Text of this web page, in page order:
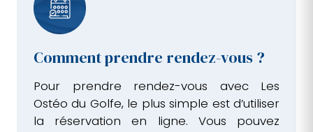
Comment prendre rendez-vous ?
Pour prendre rendez-vous avec Les
Ostéo du Golfe, le plus simple est d’utiliser
la réservation en ligne. Vous pouvez